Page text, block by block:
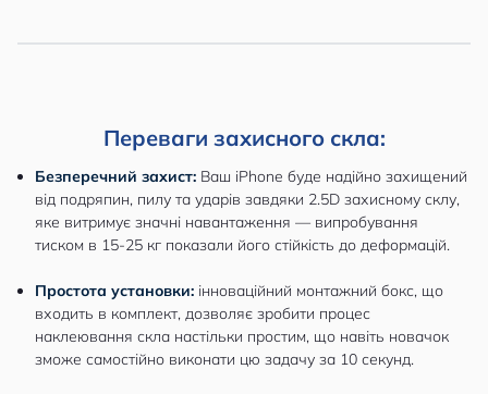
Переваги захисного скла:
Безперечний захист: Ваш iPhone буде надійно захищений
від подряпин, пилу та ударів завдяки 2.5D захисному склу,
яке витримує значні навантаження — випробування
тиском в 15-25 кг показали його стійкість до деформацій.
Простота установки: інноваційний монтажний бокс, що
входить в комплект, дозволяє зробити процес
наклеювання скла настільки простим, що навіть новачок
зможе самостійно виконати цю задачу за 10 секунд.